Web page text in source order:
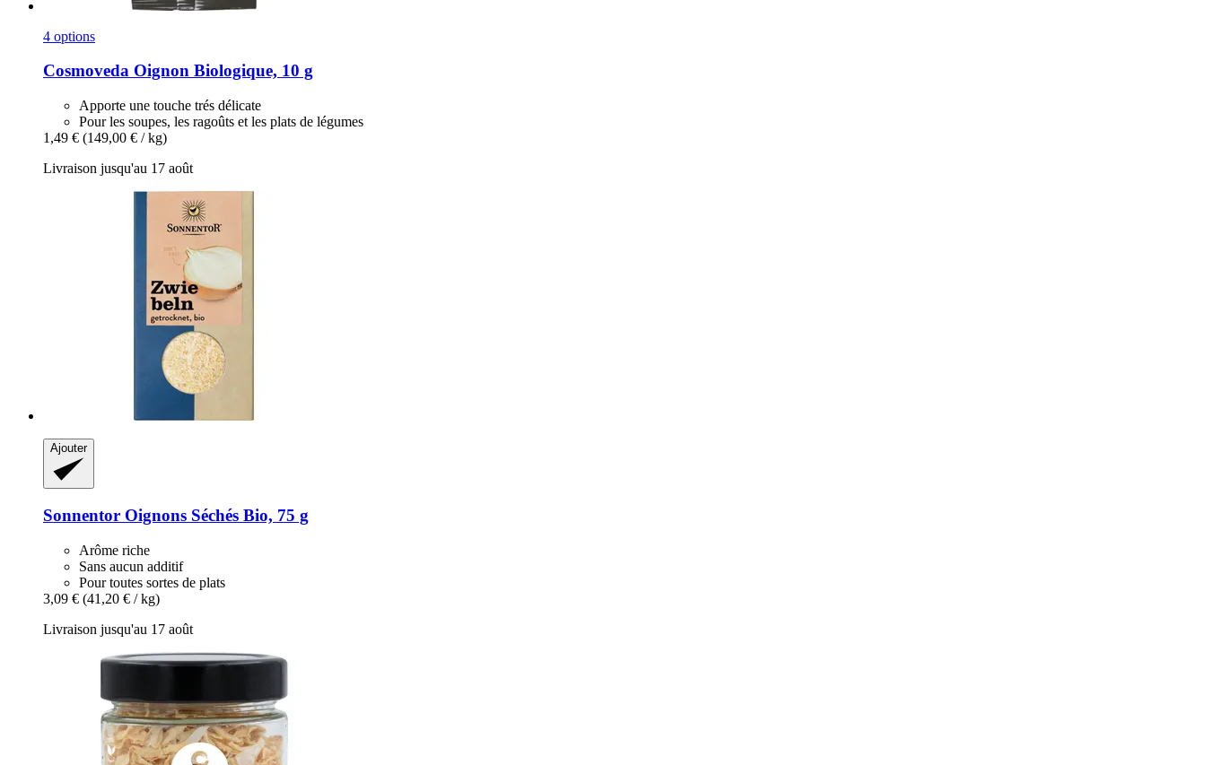
4 options
Cosmoveda Oignon Biologique, 10 g
Apporte une touche trés délicate
Pour les soupes, les ragoûts et les plats de légumes
1,49 € (149,00 € / kg)
Livraison jusqu'au 17 août
Ajouter
Sonnentor Oignons Séchés Bio, 75 g
Arôme riche
Sans aucun additif
Pour toutes sortes de plats
3,09 € (41,20 € / kg)
Livraison jusqu'au 17 août